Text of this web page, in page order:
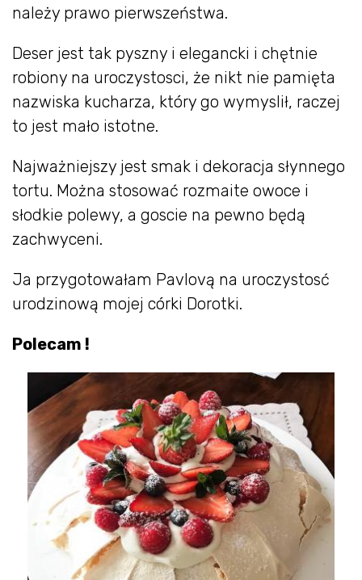
należy prawo pierwszeństwa.
Deser jest tak pyszny i elegancki i chętnie
robiony na uroczystosci, że nikt nie pamięta
nazwiska kucharza, który go wymyslił, raczej
to jest mało istotne.
Najważniejszy jest smak i dekoracja słynnego
tortu. Można stosować rozmaite owoce i
słodkie polewy, a goscie na pewno będą
zachwyceni.
Ja przygotowałam Pavlovą na uroczystosć
urodzinową mojej córki Dorotki.
Polecam !